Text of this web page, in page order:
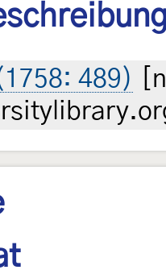
489)